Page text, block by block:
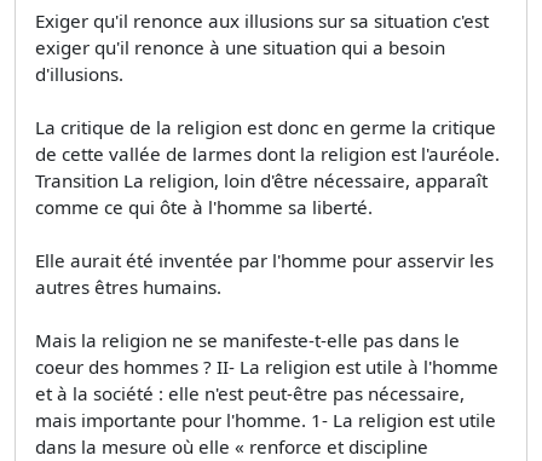
Exiger qu'il renonce aux illusions sur sa situation c'est
exiger qu'il renonce à une situation qui a besoin
d'illusions.
La critique de la religion est donc en germe la critique
de cette vallée de larmes dont la religion est l'auréole.
Transition La religion, loin d'être nécessaire, apparaît
comme ce qui ôte à l'homme sa liberté.
Elle aurait été inventée par l'homme pour asservir les
autres êtres humains.
Mais la religion ne se manifeste-t-elle pas dans le
coeur des hommes ? II- La religion est utile à l'homme
et à la société : elle n'est peut-être pas nécessaire,
mais importante pour l'homme. 1- La religion est utile
dans la mesure où elle « renforce et discipline